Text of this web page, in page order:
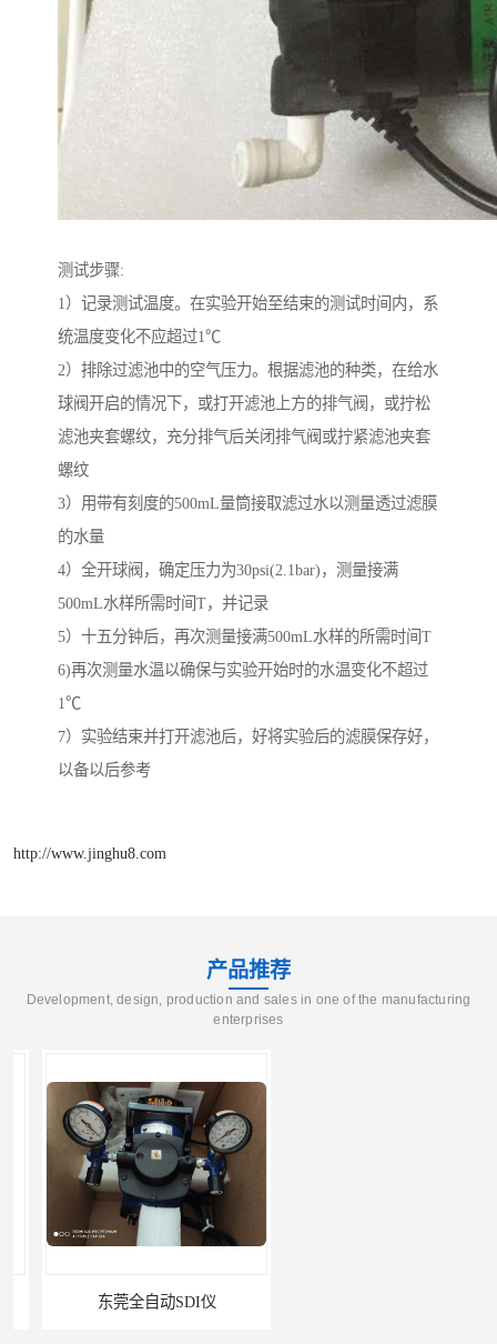
测试步骤:
1）记录测试温度。在实验开始至结束的测试时间内，系
统温度变化不应超过1℃
2）排除过滤池中的空气压力。根据滤池的种类，在给水
球阀开启的情况下，或打开滤池上方的排气阀，或拧松
滤池夹套螺纹，充分排气后关闭排气阀或拧紧滤池夹套
螺纹
3）用带有刻度的500mL量筒接取滤过水以测量透过滤膜
的水量
4）全开球阀，确定压力为30psi(2.1bar)，测量接满
500mL水样所需时间T，并记录
5）十五分钟后，再次测量接满500mL水样的所需时间T
6)再次测量水温以确保与实验开始时的水温变化不超过
1℃
7）实验结束并打开滤池后，好将实验后的滤膜保存好，
以备以后参考
http://www.jinghu8.com
产品推荐
Development, design, production and sales in one of the manufacturing
enterprises
东莞全自动SDI仪